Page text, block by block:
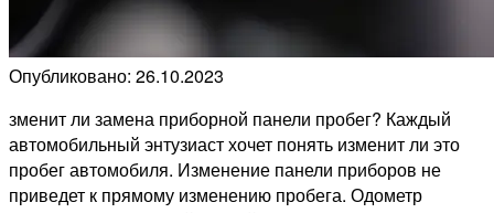
Опубликовано: 26.10.2023
зменит ли замена приборной панели пробег? Каждый
автомобильный энтузиаст хочет понять изменит ли это
пробег автомобиля. Изменение панели приборов не
приведет к прямому изменению пробега. Одометр